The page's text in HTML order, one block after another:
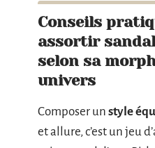
Conseils
assortir
selon sa
univers
Composer un style
et allure, c’est un jeu